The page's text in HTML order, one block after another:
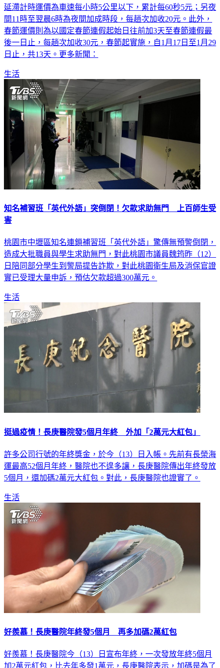
價，計費基準為起程運價1.25公里85元，續程每200公尺5元，
延滯計時運價為車速每小時5公里以下，累計每60秒5元；另夜
間11時至翌晨6時為夜間加成時段，每趟次加收20元。此外，
春節運價則為以國定春節連假起始日往前加3天至春節連假最
後一日止，每趟次加收30元，春節起實施，自1月17日至1月29
生活
知名補習班「英代外語」突倒閉！欠款求助無門 上百師生受
桃園市中壢區知名連鎖補習班「英代外語」驚傳無預警倒閉，
造成大批職員與學生求助無門，對此桃園市議員魏筠昨（12）
日陪同部分學生到警局提告詐欺，對此桃園衛生局及消保官證
生活
許多公司行號的年終獎金，於今（13）日入帳。先前有長榮海
運最高52個月年終，醫院也不遑多讓，長庚醫院傳出年終發放
生活
好羨慕！長庚醫院今（13）日宣布年終，一次發放年終5個月